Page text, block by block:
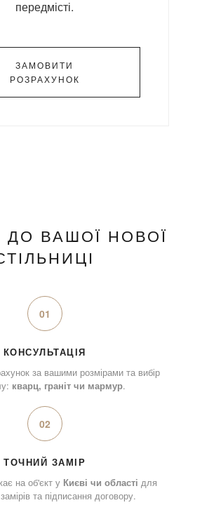
передмісті.
ЗАМОВИТИ
РОЗРАХУНОК
ДО ВАШОЇ НОВОЇ
01
КОНСУЛЬТАЦІЯ
за вашими розмірами та вибір
кварц, граніт чи мармур.
02
ТОЧНИЙ ЗАМІР
на об'єкт у Києві чи області для
та підписання договору.